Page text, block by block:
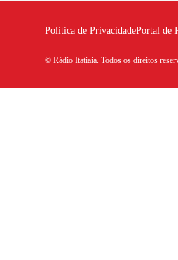
Política de PrivacidadePortal de
© Rádio Itatiaia. Todos os direitos